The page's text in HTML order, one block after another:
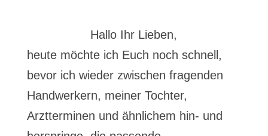
Hallo Ihr Lieben,
heute möchte ich Euch noch schnell,
bevor ich wieder zwischen fragenden
Handwerkern, meiner Tochter,
Arztterminen und ähnlichem hin- und